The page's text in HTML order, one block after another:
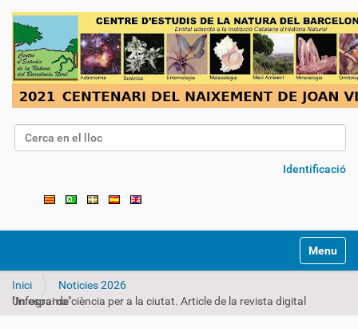
Cerca
Identificació
Toggle
Inici
Noticies 2026
Un espai de ciència per a la ciutat. Article de la revista digital "Infograma"